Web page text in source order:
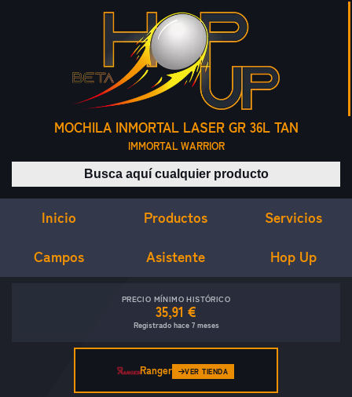
MOCHILA INMORTAL LASER GR 36L TAN
IMMORTAL WARRIOR
Buscar productos
Inicio Productos Servicios
Campos Asistente Hop Up
PRECIO MÍNIMO HISTÓRICO
35,91 €
Registrado hace 7 meses
Ranger VER TIENDA